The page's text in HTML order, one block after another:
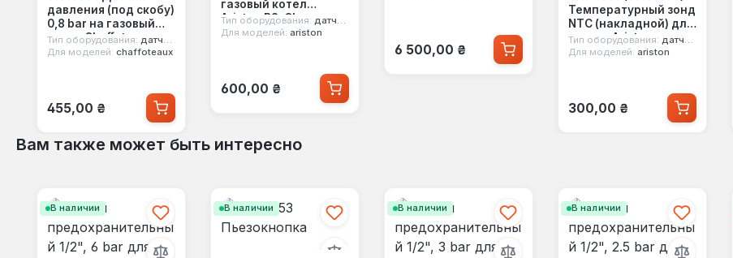
давления (под скобу)
0,8 bar на газовый
котел Chaffoteaux
Elexia, Elexia Comfort
Тип оборудования: датчик давления воды
Для моделей: chaffoteaux
Обычная цена:
455,00 ₴
газовый котел
Ariston BS, Clas,
Genus
Тип оборудования: датчик протока воды
Для моделей: ariston
Обычная цена:
600,00 ₴
Обычная цена:
6 500,00 ₴
Температурный зонд
NTC (накладной) для
котлов Ariston
Тип оборудования: датчик ntc
Для моделей: ariston
Обычная цена:
300,00 ₴
Вам также может быть интересно
В наличии В наличии В наличии В наличии